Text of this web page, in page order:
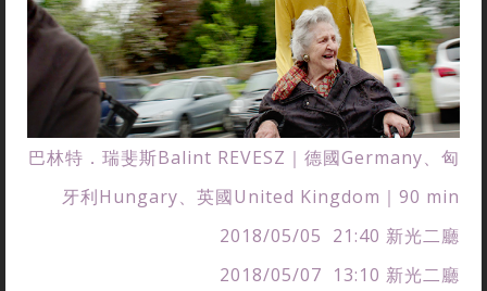
巴林特．瑞斐斯Balint REVESZ｜德國Germany、匈
牙利Hungary、英國United Kingdom｜90 min
2018/05/05 21:40 新光二廳
2018/05/07 13:10 新光二廳